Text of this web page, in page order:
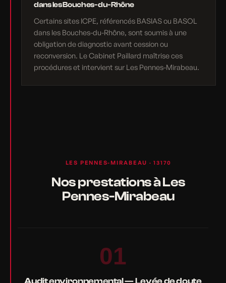
dans les Bouches-du-Rhône
Certains sites ICPE, référencés BASIAS ou BASOL
dans les Bouches-du-Rhône, sont soumis à une
obligation de diagnostic avant cession ou
reconversion. Le Cabinet Paillard maîtrise ces
procédures et intervient sur Les Pennes-Mirabeau.
LES PENNES-MIRABEAU · 13170
Nos prestations à Les
Pennes-Mirabeau
01